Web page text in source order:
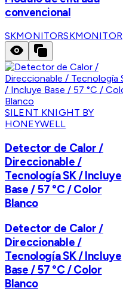
convencional
SKMONITORSKMONITOR
SILENT KNIGHT BY
HONEYWELL
Detector de Calor /
Direccionable /
Tecnología SK / Incluye
Base / 57 °C / Color
Blanco
Detector de Calor /
Direccionable /
Tecnología SK / Incluye
Base / 57 °C / Color
Blanco